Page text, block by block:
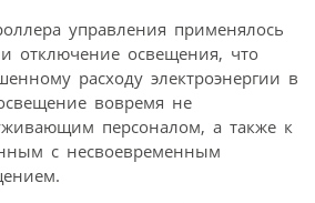
управления применялось
отключение освещения, что
расходу электроэнергии в
вовремя не
персоналом, а также к
с несвоевременным